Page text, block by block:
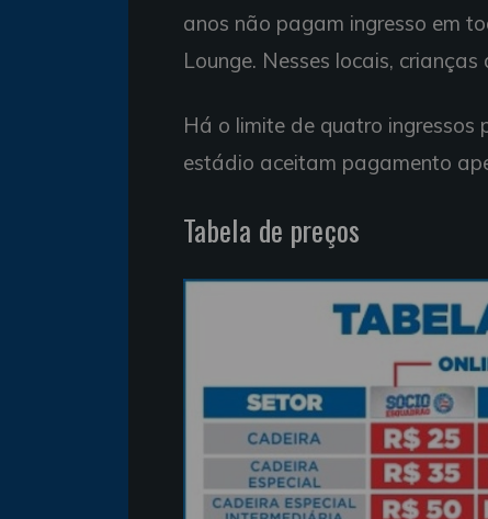
anos não pagam ingresso em
Lounge. Nesses locais,
Há o limite de quatro ingressos
estádio aceitam pagamento
Tabela de preços